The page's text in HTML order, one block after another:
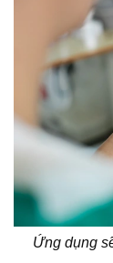
Ứng dụng